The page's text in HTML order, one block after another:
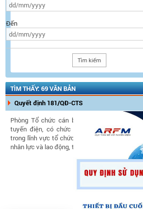
Đến
TÌM THẤY: 69 VĂN BẢN
Quyết định 181/QĐ-CTS
Phòng Tổ chức cán bộ là đơn vị thuộc
tuyến điện, có chức năng tham mưu, giúp
trong lĩnh vực tổ chức, cán bộ, đào tạo, phát
nhân lực và lao động, tiền lương.
Ngày
Tình
lực